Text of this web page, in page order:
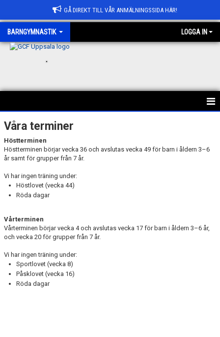
GÅ DIREKT TILL VÅR ANMÄLNINGSSIDA HÄR!
BARNGYMNASTIK LOGGA IN
.
INFORMATION
VÅRA LEKTIONER
VÅRA TERMINER
AVGIFTER
BÖRJA HOS OSS
Våra terminer
Höstterminen
Höstterminen börjar vecka 36 och avslutas vecka 49 för barn i åldern 3–6
år samt för grupper från 7 år.
Vi har ingen träning under:
Höstlovet (vecka 44)
Röda dagar
Vårterminen
Vårterminen börjar vecka 4 och avslutas vecka 17 för barn i åldern 3–6 år,
och vecka 20 för grupper från 7 år.
Vi har ingen träning under:
Sportlovet (vecka 8)
Påsklovet (vecka 16)
Röda dagar